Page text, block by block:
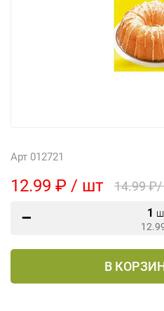
Арт 012721
12.99 ₽ / шт 14.99
1
В